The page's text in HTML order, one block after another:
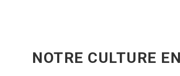
NOTRE CULTURE